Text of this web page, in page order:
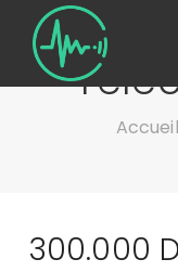
Accueil
300.000